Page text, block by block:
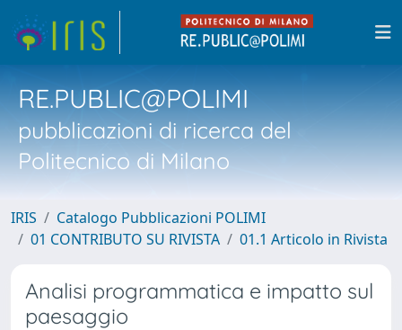
RE.PUBLIC@POLIMI
pubblicazioni di ricerca del
Politecnico di Milano
IRIS
Catalogo Pubblicazioni POLIMI
01 CONTRIBUTO SU RIVISTA
01.1 Articolo in Rivista
Analisi programmatica e impatto sul
paesaggio